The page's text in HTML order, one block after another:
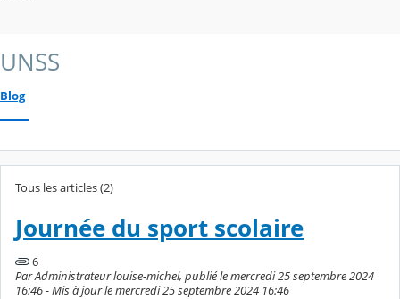
UNSS
Blog
Tous les articles (2)
Journée du sport scolaire
6
Par Administrateur louise-michel, publié le mercredi 25 septembre 2024
16:46 - Mis à jour le mercredi 25 septembre 2024 16:46